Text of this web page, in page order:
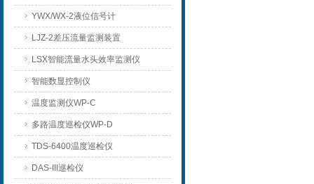
YWX/WX-2液位信号计
LJZ-2差压流量监测装置
LSX智能流量水头效率监测仪
智能数显控制仪
温度监测仪WP-C
多路温度巡检仪WP-D
TDS-6400温度巡检仪
DAS-III巡检仪